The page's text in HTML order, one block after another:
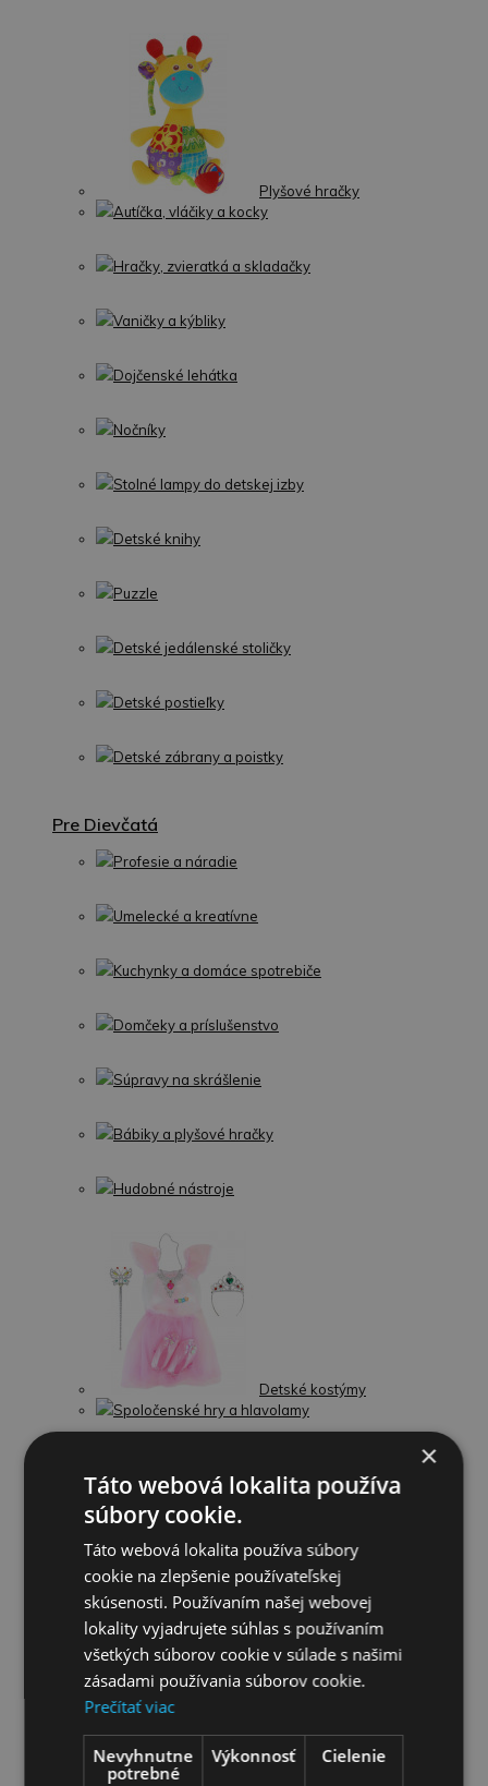
Plyšové hračky
Autíčka, vláčiky a kocky
Hračky, zvieratká a skladačky
Vaničky a kýbliky
Dojčenské lehátka
Nočníky
Stolné lampy do detskej izby
Detské knihy
Puzzle
Detské jedálenské stoličky
Detské postieľky
Detské zábrany a poistky
Pre Dievčatá
Profesie a náradie
Umelecké a kreatívne
Kuchynky a domáce spotrebiče
Domčeky a príslušenstvo
Súpravy na skrášlenie
Bábiky a plyšové hračky
Hudobné nástroje
Detské kostýmy
Spoločenské hry a hlavolamy
Šport
Kočíky pre bábiky
Figúrky a zvieratká
LEGO
Detské kufre
×
Táto webová lokalita používa
súbory cookie.
Táto webová lokalita používa súbory
cookie na zlepšenie používateľskej
skúsenosti. Používaním našej webovej
lokality vyjadrujete súhlas s používaním
všetkých súborov cookie v súlade s našimi
zásadami používania súborov cookie.
Prečítať viac
Nevyhnutne
potrebné
Výkonnosť Cielenie